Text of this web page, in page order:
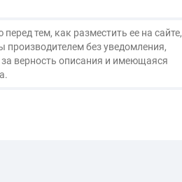
тем, как разместить ее на сайте,
без уведомления,
верность описания и имеющаяся